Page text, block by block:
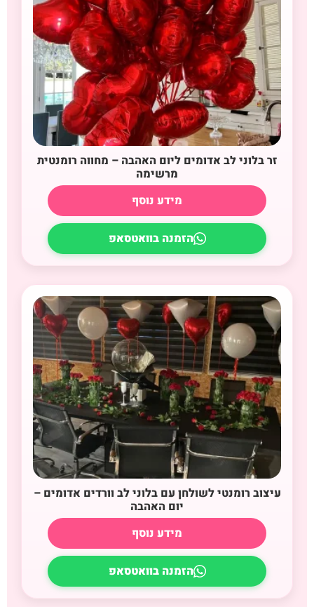
זר בלוני לב אדומים ליום האהבה – מחווה רומנטית
מרשימה
מידע נוסף
הזמנה בוואטסאפ
עיצוב רומנטי לשולחן עם בלוני לב וורדים אדומים –
יום האהבה
מידע נוסף
הזמנה בוואטסאפ